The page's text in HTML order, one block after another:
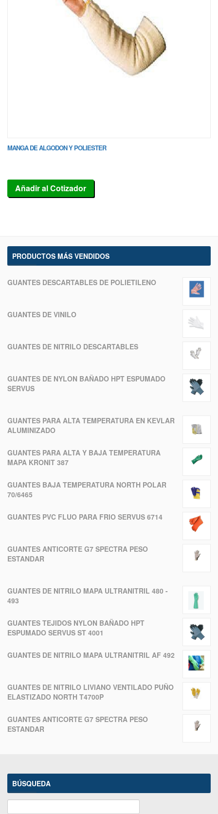
MANGA DE ALGODON Y POLIESTER
Añadir al Cotizador
PRODUCTOS MÁS VENDIDOS
GUANTES DESCARTABLES DE POLIETILENO
GUANTES DE VINILO
GUANTES DE NITRILO DESCARTABLES
GUANTES DE NYLON BAÑADO HPT ESPUMADO
SERVUS
GUANTES PARA ALTA TEMPERATURA EN KEVLAR
ALUMINIZADO
GUANTES PARA ALTA Y BAJA TEMPERATURA
MAPA KRONIT 387
GUANTES BAJA TEMPERATURA NORTH POLAR
70/6465
GUANTES PVC FLUO PARA FRIO SERVUS 6714
GUANTES ANTICORTE G7 SPECTRA PESO
ESTANDAR
GUANTES DE NITRILO MAPA ULTRANITRIL 480 -
493
GUANTES TEJIDOS NYLON BAÑADO HPT
ESPUMADO SERVUS ST 4001
GUANTES DE NITRILO MAPA ULTRANITRIL AF 492
GUANTES DE NITRILO LIVIANO VENTILADO PUÑO
ELASTIZADO NORTH T4700P
GUANTES ANTICORTE G7 SPECTRA PESO
ESTANDAR
BÚSQUEDA